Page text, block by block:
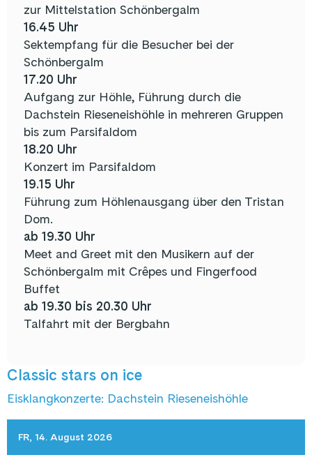
zur Mittelstation Schönbergalm
16.45 Uhr
Sektempfang für die Besucher bei der
Schönbergalm
17.20 Uhr
Aufgang zur Höhle, Führung durch die
Dachstein Rieseneishöhle in mehreren Gruppen
bis zum Parsifaldom
18.20 Uhr
Konzert im Parsifaldom
19.15 Uhr
Führung zum Höhlenausgang über den Tristan
Dom.
ab 19.30 Uhr
Meet and Greet mit den Musikern auf der
Schönbergalm mit Crêpes und Fingerfood
Buffet
ab 19.30 bis 20.30 Uhr
Talfahrt mit der Bergbahn
Classic stars on ice
Eisklangkonzerte: Dachstein Rieseneishöhle
FR, 14. August 2026